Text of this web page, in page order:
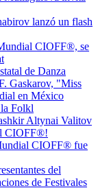
lanzó un flash
CIOFF®️, se
de Danza
Gaskarov, "Miss
en México
Folkl
Altynai Valitov
CIOFF®️!
CIOFF® fue
del
de Festivales